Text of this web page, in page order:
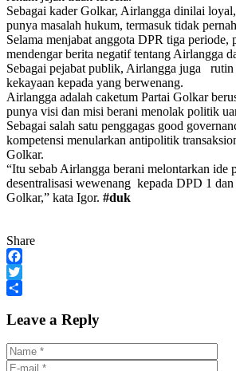
Sebagai kader Golkar, Airlangga dinilai
punya masalah hukum, termasuk tidak
Selama menjabat anggota DPR tiga periode,
mendengar berita negatif tentang Airlangga
Sebagai pejabat publik, Airlangga juga rutin
kekayaan kepada yang berwenang.
Airlangga adalah caketum Partai Golkar
punya visi dan misi berani menolak politik
Sebagai salah satu penggagas good
kompetensi menularkan antipolitik
Golkar.
“Itu sebab Airlangga berani melontarkan ide
desentralisasi wewenang kepada DPD 1
Golkar,” kata Igor. #duk
Share
Facebook
Twitter
Leave a Reply